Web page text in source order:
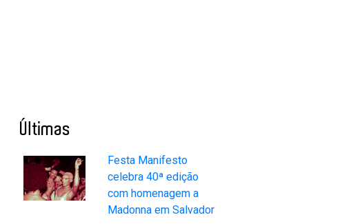
Últimas
Festa Manifesto
celebra 40ª edição
com homenagem a
Madonna em Salvador